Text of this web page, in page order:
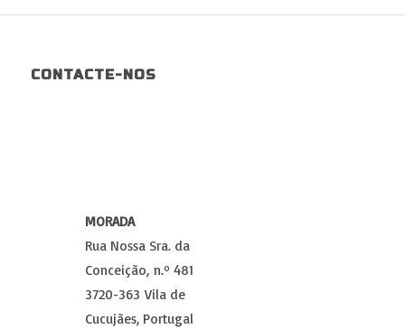
CONTACTE-NOS
MORADA
Rua Nossa Sra. da
Conceição, n.º 481
3720-363 Vila de
Cucujães, Portugal